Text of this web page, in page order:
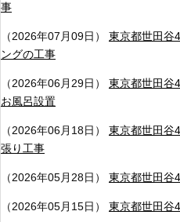
事
（2026年07月09日） 東京都世田谷
ングの工事
（2026年06月29日） 東京都世田谷
お風呂設置
（2026年06月18日） 東京都世田谷
張り工事
（2026年05月28日） 東京都世田谷
（2026年05月15日） 東京都世田谷